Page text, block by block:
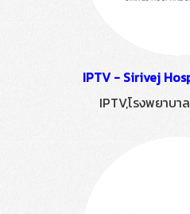
IPTV,โรงพยาบาล